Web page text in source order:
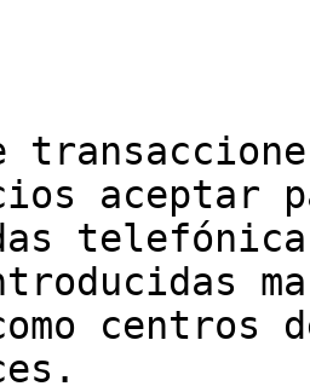
aceptar